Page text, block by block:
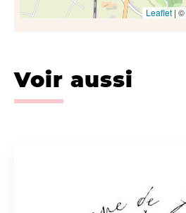
Leaflet| ©
Voir aussi